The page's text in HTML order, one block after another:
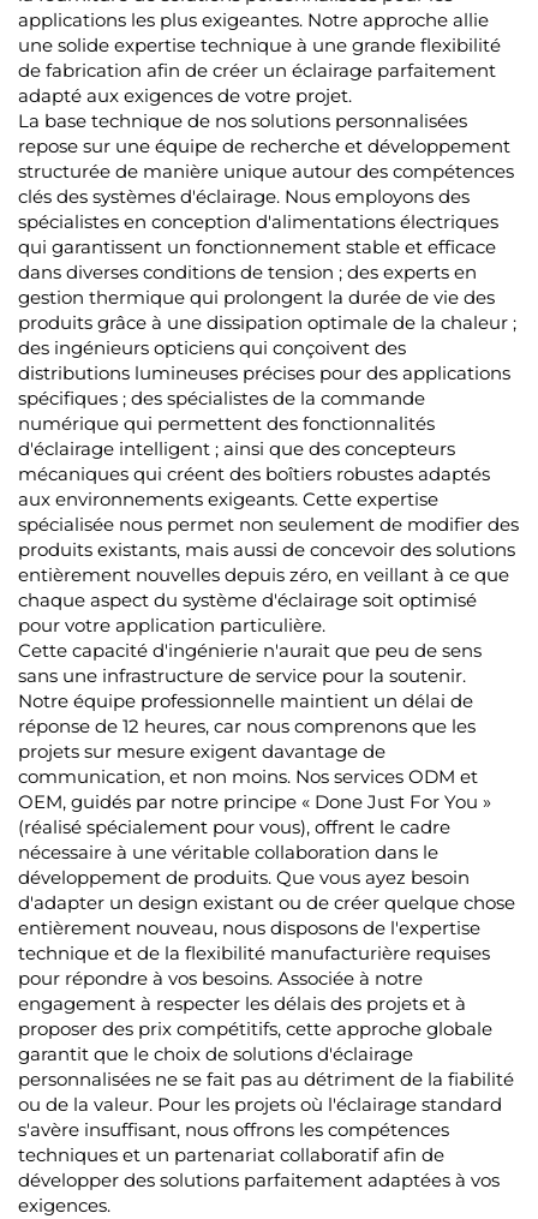
applications les plus exigeantes. Notre approche allie
une solide expertise technique à une grande flexibilité
de fabrication afin de créer un éclairage parfaitement
adapté aux exigences de votre projet.
La base technique de nos solutions personnalisées
repose sur une équipe de recherche et développement
structurée de manière unique autour des compétences
clés des systèmes d'éclairage. Nous employons des
spécialistes en conception d'alimentations électriques
qui garantissent un fonctionnement stable et efficace
dans diverses conditions de tension ; des experts en
gestion thermique qui prolongent la durée de vie des
produits grâce à une dissipation optimale de la chaleur ;
des ingénieurs opticiens qui conçoivent des
distributions lumineuses précises pour des applications
spécifiques ; des spécialistes de la commande
numérique qui permettent des fonctionnalités
d'éclairage intelligent ; ainsi que des concepteurs
mécaniques qui créent des boîtiers robustes adaptés
aux environnements exigeants. Cette expertise
spécialisée nous permet non seulement de modifier des
produits existants, mais aussi de concevoir des solutions
entièrement nouvelles depuis zéro, en veillant à ce que
chaque aspect du système d'éclairage soit optimisé
pour votre application particulière.
Cette capacité d'ingénierie n'aurait que peu de sens
sans une infrastructure de service pour la soutenir.
Notre équipe professionnelle maintient un délai de
réponse de 12 heures, car nous comprenons que les
projets sur mesure exigent davantage de
communication, et non moins. Nos services ODM et
OEM, guidés par notre principe « Done Just For You »
(réalisé spécialement pour vous), offrent le cadre
nécessaire à une véritable collaboration dans le
développement de produits. Que vous ayez besoin
d'adapter un design existant ou de créer quelque chose
entièrement nouveau, nous disposons de l'expertise
technique et de la flexibilité manufacturière requises
pour répondre à vos besoins. Associée à notre
engagement à respecter les délais des projets et à
proposer des prix compétitifs, cette approche globale
garantit que le choix de solutions d'éclairage
personnalisées ne se fait pas au détriment de la fiabilité
ou de la valeur. Pour les projets où l'éclairage standard
s'avère insuffisant, nous offrons les compétences
techniques et un partenariat collaboratif afin de
développer des solutions parfaitement adaptées à vos
exigences.